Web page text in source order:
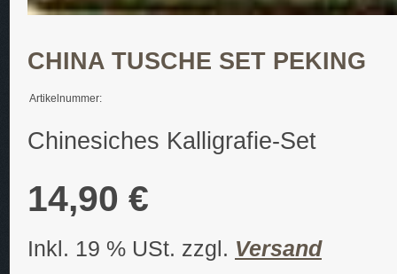
CHINA TUSCHE SET PEKING
Artikelnummer:
Chinesiches Kalligrafie-Set
14,90 €
Inkl. 19 % USt. zzgl. Versand